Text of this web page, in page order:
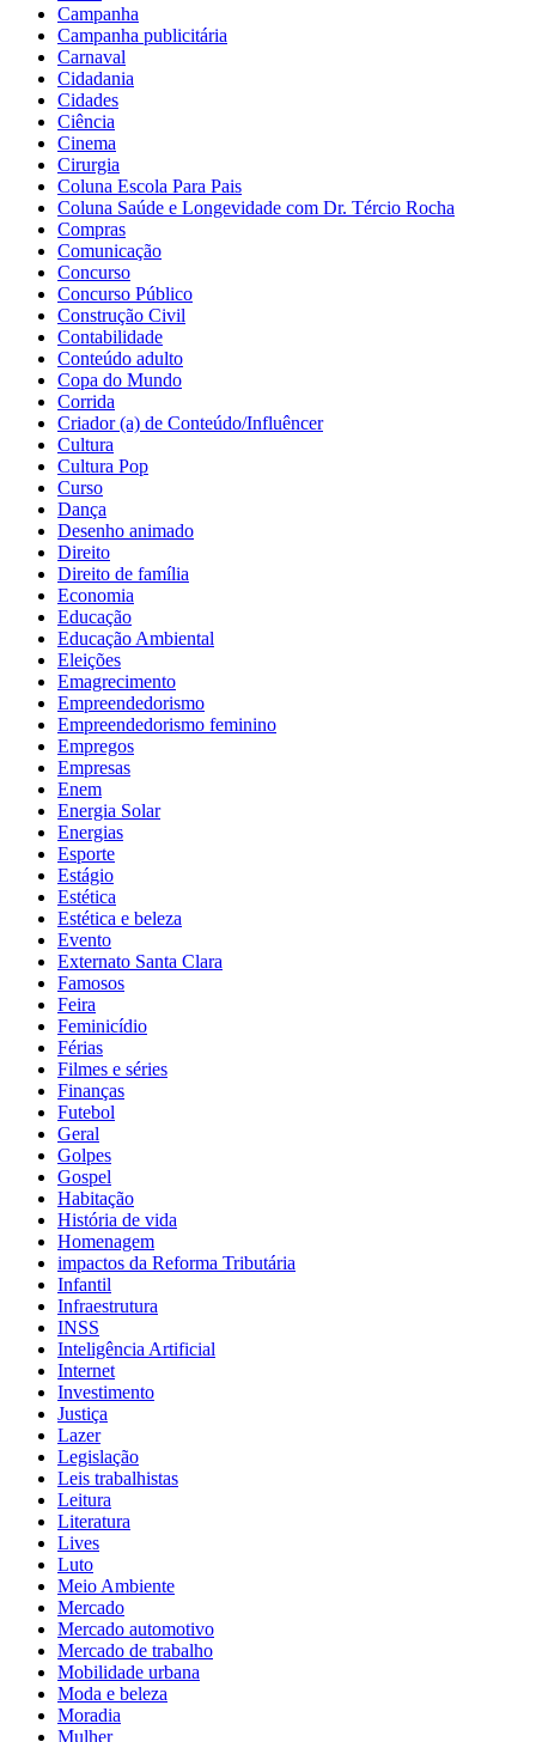
Campanha
Campanha publicitária
Carnaval
Cidadania
Cidades
Ciência
Cinema
Cirurgia
Coluna Escola Para Pais
Coluna Saúde e Longevidade com Dr. Tércio Rocha
Compras
Comunicação
Concurso
Concurso Público
Construção Civil
Contabilidade
Conteúdo adulto
Copa do Mundo
Corrida
Criador (a) de Conteúdo/Influêncer
Cultura
Cultura Pop
Curso
Dança
Desenho animado
Direito
Direito de família
Economia
Educação
Educação Ambiental
Eleições
Emagrecimento
Empreendedorismo
Empreendedorismo feminino
Empregos
Empresas
Enem
Energia Solar
Energias
Esporte
Estágio
Estética
Estética e beleza
Evento
Externato Santa Clara
Famosos
Feira
Feminicídio
Férias
Filmes e séries
Finanças
Futebol
Geral
Golpes
Gospel
Habitação
História de vida
Homenagem
impactos da Reforma Tributária
Infantil
Infraestrutura
INSS
Inteligência Artificial
Internet
Investimento
Justiça
Lazer
Legislação
Leis trabalhistas
Leitura
Literatura
Lives
Luto
Meio Ambiente
Mercado
Mercado automotivo
Mercado de trabalho
Mobilidade urbana
Moda e beleza
Moradia
Mulher